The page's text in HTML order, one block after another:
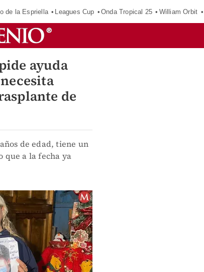
de la Espriella Leagues Cup Onda Tropical 25 William Orbit
ayuda
de
de edad, tiene un
a la fecha ya